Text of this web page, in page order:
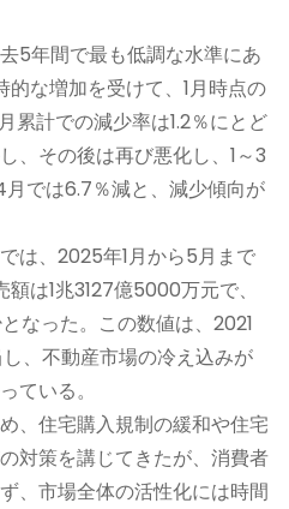
5年間で最も低調な水準にあ
な増加を受けて、1月時点の
累計での減少率は1.2％にとど
、その後は再び悪化し、1～3
では6.7％減と、減少傾向が
は、2025年1月から5月まで
は1兆3127億5000万元で、
なった。この数値は、2021
、不動産市場の冷え込みが
ている。
、住宅購入規制の緩和や住宅
対策を講じてきたが、消費者
、市場全体の活性化には時間